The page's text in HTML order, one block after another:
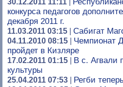
30.12.2011 11:11
конкурса педагогов
декабря 2011 г.
11.03.2011 03:15 Сабигат
04.11.2010 08:15
Чемпионат
пройдет в Кизляре
17.02.2011 01:15
В с. Агвали
культуры
25.04.2011 07:53 Регби